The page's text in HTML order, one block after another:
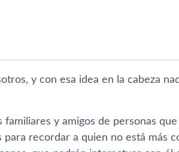
y con esa idea en la cabeza
y amigos de personas que
recordar a quien no está más